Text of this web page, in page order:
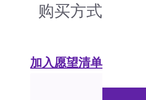
购买方式
加入愿望清单